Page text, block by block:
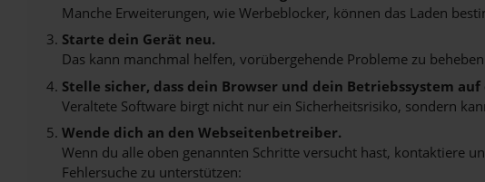
Manche Erweiterungen, wie Werbeblocker, können das Laden
Starte dein Gerät neu.
Das kann manchmal helfen, vorübergehende Probleme zu
Stelle sicher, dass dein Browser und dein Betriebssystem
Veraltete Software birgt nicht nur ein Sicherheitsrisiko, sondern
Wende dich an den Webseitenbetreiber.
Wenn du alle oben genannten Schritte versucht hast, kontaktiere
Fehlersuche zu unterstützen: